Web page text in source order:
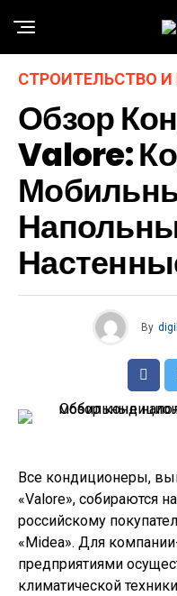
СТРОИТЕЛЬСТВО
Обзор
Valore:
By
Все кондиционеры,
«Valore», собираются
российскому
«Midea». Для
предприятиями
климатической